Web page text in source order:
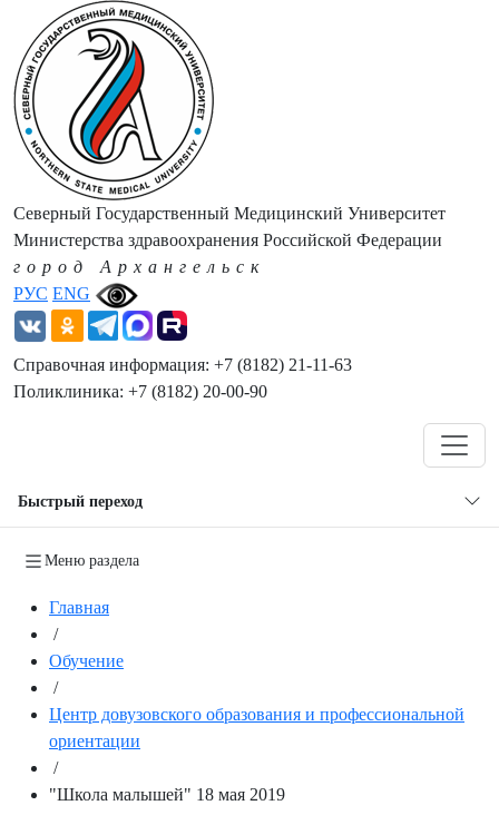
РУС ENG
Северный Государственный Медицинский Университет
Министерства здравоохранения Российской Федерации
город Архангельск
Справочная информация: +7 (8182) 21-11-63
Поликлиника: +7 (8182) 20-00-90
Быстрый переход
Меню раздела
Главная
/
Обучение
/
Центр довузовского образования и профессиональной
ориентации
/
"Школа малышей" 18 мая 2019